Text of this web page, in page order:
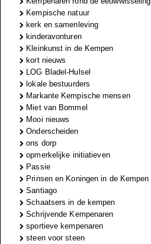
Kempische natuur
kerk en samenleving
kinderavonturen
Kleinkunst in de Kempen
kort nieuws
LOG Bladel-Hulsel
lokale bestuurders
Markante Kempische mensen
Miet van Bommel
Mooi nieuws
Onderscheiden
ons dorp
opmerkelijke initiatieven
Passie
Prinsen en Koningen in de Kempen
Santiago
Schaatsers in de kempen
Schrijvende Kempenaren
sportieve kempenaren
steen voor steen